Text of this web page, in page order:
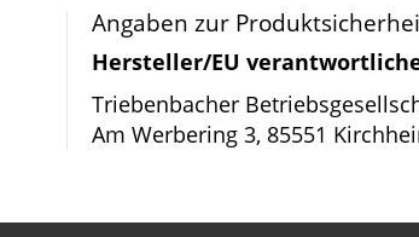
Bildergalerie
springen
Angaben zur
Hersteller/EU
Triebenbacher
Am Werbering 3, 85551